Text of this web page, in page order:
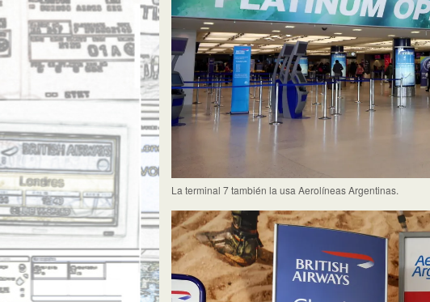
La terminal 7 también la usa Aerolíneas Argentinas.